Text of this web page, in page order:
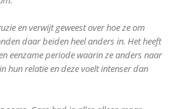
en verwijt geweest over hoe ze om
daar beiden heel anders in. Het heeft
eenzame periode waarin ze anders naar
hun relatie en deze voelt intenser dan